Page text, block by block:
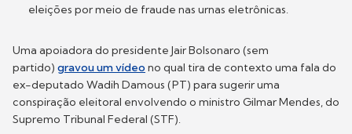
eleições por meio de fraude nas urnas eletrônicas.
Uma apoiadora do presidente Jair Bolsonaro (sem
partido) gravou um vídeo no qual tira de contexto uma fala do
ex-deputado Wadih Damous (PT) para sugerir uma
conspiração eleitoral envolvendo o ministro Gilmar Mendes, do
Supremo Tribunal Federal (STF).